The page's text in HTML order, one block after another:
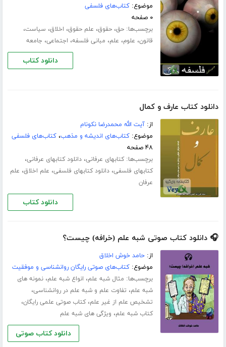
موضوع:کتاب‌های فلسفی
۰ صفحه
برچسب‌ها:حق،حقوق، علم حقوق، اخلاق، سیاست،
قانون، علوم، علم، مبانی فلسفه، اجتماعی، جامعه
دانلود کتاب
دانلود کتاب عارف و کمال
از:آیت الله محمدرضا نکونام
موضوع:کتاب‌های اندیشه و مذهب،کتاب‌های فلسفی
۴۸ صفحه
برچسب‌ها:کتابهای عرفانی،دانلود کتابهای عرفانی،
کتابهای فلسفی،دانلود کتابهای فلسفی، علم اخلاق، علم
عرفان
دانلود کتاب
🎧 دانلود کتاب صوتی شبه علم (خرافه) چیست؟
از:حامد خوش اخلاق
موضوع:کتاب‌های صوتی رایگان روانشناسی و موفقیت
برچسب‌ها: مثال شبه علم، انواع شبه علم،نمونه های
شبه علم، تفاوت علم و شبه علم در روانشناسی،
تشخیص علم از غیر علم،کتاب صوتی علمی رایگان،
کتاب شبه علم، ویژگی های شبه علم
دانلود کتاب صوتی